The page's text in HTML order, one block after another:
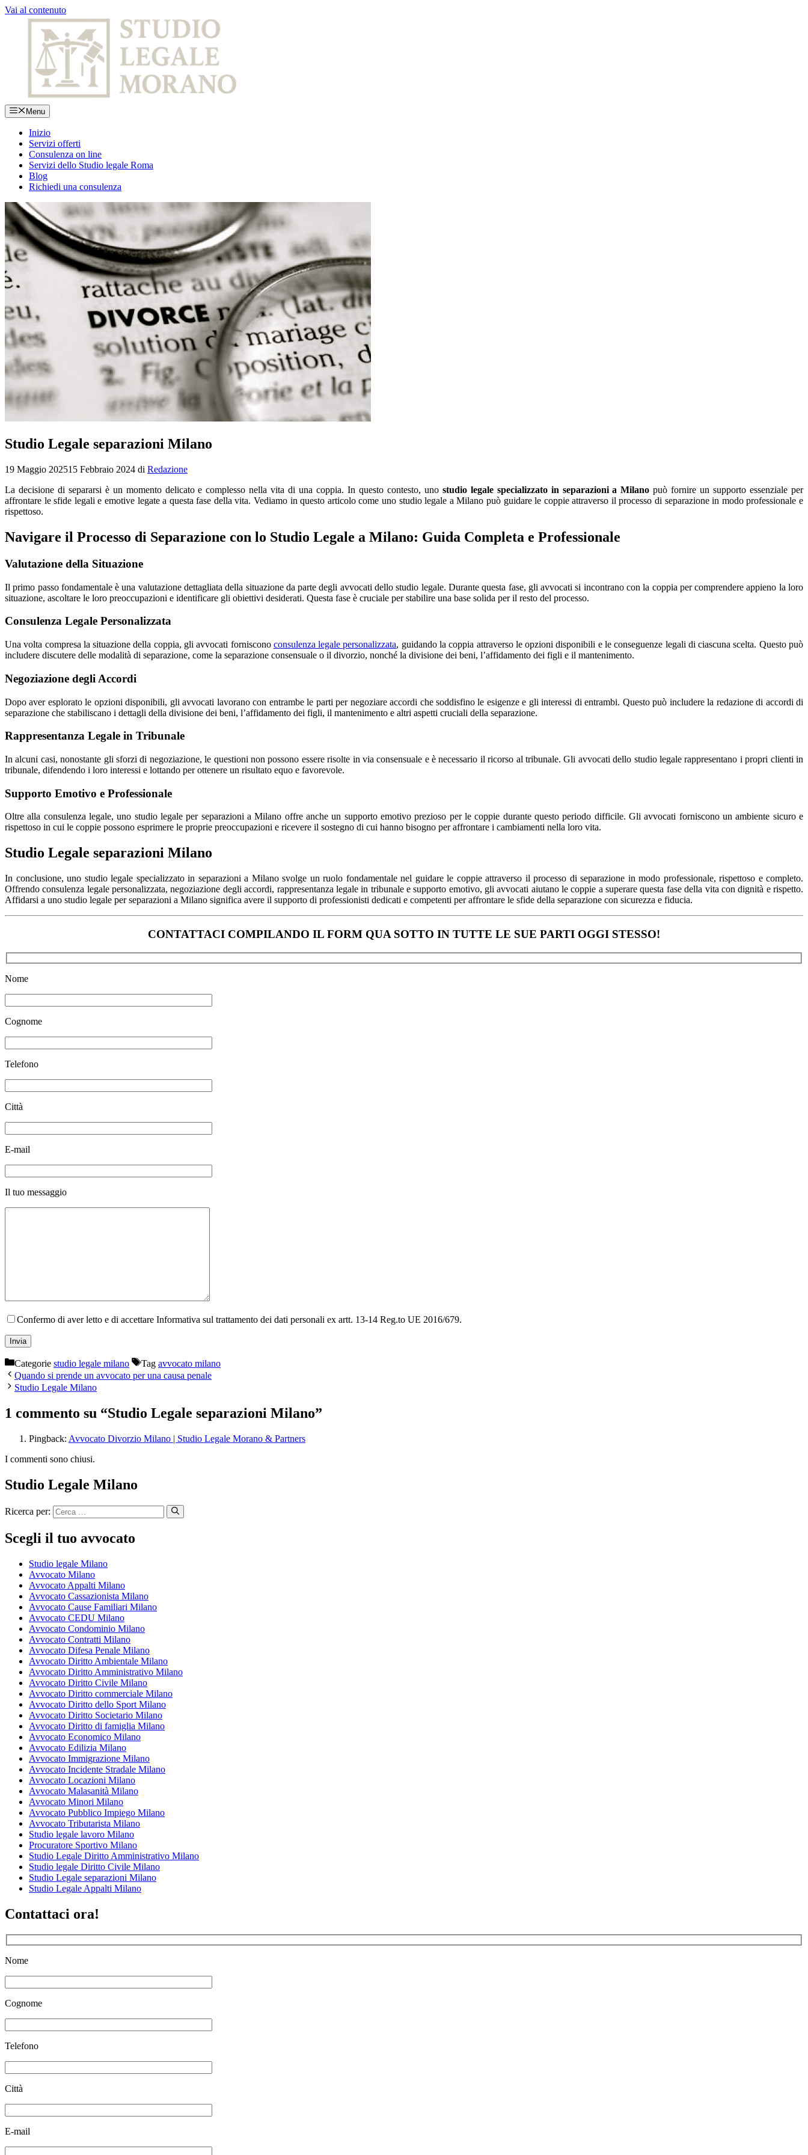
Vai al contenuto
Menu
Inizio
Servizi offerti
Consulenza on line
Servizi dello Studio legale Roma
Blog
Richiedi una consulenza
Studio Legale separazioni Milano
19 Maggio 202515 Febbraio 2024 di Redazione
La decisione di separarsi è un momento delicato e complesso nella vita di una coppia. In questo contesto, uno studio legale specializzato in separazioni a Milano può fornire un supporto essenziale per
affrontare le sfide legali e emotive legate a questa fase della vita. Vediamo in questo articolo come uno studio legale a Milano può guidare le coppie attraverso il processo di separazione in modo professionale e
rispettoso.
Navigare il Processo di Separazione con lo Studio Legale a Milano: Guida Completa e Professionale
Valutazione della Situazione
Il primo passo fondamentale è una valutazione dettagliata della situazione da parte degli avvocati dello studio legale. Durante questa fase, gli avvocati si incontrano con la coppia per comprendere appieno la loro
situazione, ascoltare le loro preoccupazioni e identificare gli obiettivi desiderati. Questa fase è cruciale per stabilire una base solida per il resto del processo.
Consulenza Legale Personalizzata
Una volta compresa la situazione della coppia, gli avvocati forniscono consulenza legale personalizzata, guidando la coppia attraverso le opzioni disponibili e le conseguenze legali di ciascuna scelta. Questo può
includere discutere delle modalità di separazione, come la separazione consensuale o il divorzio, nonché la divisione dei beni, l’affidamento dei figli e il mantenimento.
Negoziazione degli Accordi
Dopo aver esplorato le opzioni disponibili, gli avvocati lavorano con entrambe le parti per negoziare accordi che soddisfino le esigenze e gli interessi di entrambi. Questo può includere la redazione di accordi di
separazione che stabiliscano i dettagli della divisione dei beni, l’affidamento dei figli, il mantenimento e altri aspetti cruciali della separazione.
Rappresentanza Legale in Tribunale
In alcuni casi, nonostante gli sforzi di negoziazione, le questioni non possono essere risolte in via consensuale e è necessario il ricorso al tribunale. Gli avvocati dello studio legale rappresentano i propri clienti in
tribunale, difendendo i loro interessi e lottando per ottenere un risultato equo e favorevole.
Supporto Emotivo e Professionale
Oltre alla consulenza legale, uno studio legale per separazioni a Milano offre anche un supporto emotivo prezioso per le coppie durante questo periodo difficile. Gli avvocati forniscono un ambiente sicuro e
rispettoso in cui le coppie possono esprimere le proprie preoccupazioni e ricevere il sostegno di cui hanno bisogno per affrontare i cambiamenti nella loro vita.
Studio Legale separazioni Milano
In conclusione, uno studio legale specializzato in separazioni a Milano svolge un ruolo fondamentale nel guidare le coppie attraverso il processo di separazione in modo professionale, rispettoso e completo.
Offrendo consulenza legale personalizzata, negoziazione degli accordi, rappresentanza legale in tribunale e supporto emotivo, gli avvocati aiutano le coppie a superare questa fase della vita con dignità e rispetto.
Affidarsi a uno studio legale per separazioni a Milano significa avere il supporto di professionisti dedicati e competenti per affrontare le sfide della separazione con sicurezza e fiducia.
CONTATTACI COMPILANDO IL FORM QUA SOTTO IN TUTTE LE SUE PARTI OGGI STESSO!
Nome
Cognome
Telefono
Città
E-mail
Il tuo messaggio
Confermo di aver letto e di accettare Informativa sul trattamento dei dati personali ex artt. 13-14 Reg.to UE 2016/679.
Categorie studio legale milano Tag avvocato milano
Quando si prende un avvocato per una causa penale
Studio Legale Milano
1 commento su “Studio Legale separazioni Milano”
Pingback: Avvocato Divorzio Milano | Studio Legale Morano & Partners
I commenti sono chiusi.
Studio Legale Milano
Ricerca per:
Scegli il tuo avvocato
Studio legale Milano
Avvocato Milano
Avvocato Appalti Milano
Avvocato Cassazionista Milano
Avvocato Cause Familiari Milano
Avvocato CEDU Milano
Avvocato Condominio Milano
Avvocato Contratti Milano
Avvocato Difesa Penale Milano
Avvocato Diritto Ambientale Milano
Avvocato Diritto Amministrativo Milano
Avvocato Diritto Civile Milano
Avvocato Diritto commerciale Milano
Avvocato Diritto dello Sport Milano
Avvocato Diritto Societario Milano
Avvocato Diritto di famiglia Milano
Avvocato Economico Milano
Avvocato Edilizia Milano
Avvocato Immigrazione Milano
Avvocato Incidente Stradale Milano
Avvocato Locazioni Milano
Avvocato Malasanità Milano
Avvocato Minori Milano
Avvocato Pubblico Impiego Milano
Avvocato Tributarista Milano
Studio legale lavoro Milano
Procuratore Sportivo Milano
Studio Legale Diritto Amministrativo Milano
Studio legale Diritto Civile Milano
Studio Legale separazioni Milano
Studio Legale Appalti Milano
Contattaci ora!
Nome
Cognome
Telefono
Città
E-mail